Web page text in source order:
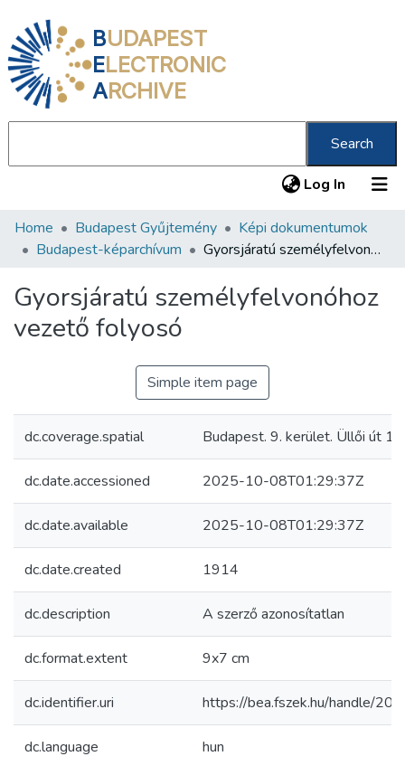
BUDAPEST
ELECTRONIC
ARCHIVE
Search
Log In (current)
Communities & Collections
Statistics
About us
Home Budapest Gyűjtemény
Képi dokumentumok
Budapest-képarchívum
Gyorsjáratú személyfelvonóhoz vezető folyosó
Gyorsjáratú személyfelvonóhoz
vezető folyosó
Simple item page
dc.coverage.spatial Budapest. 9. kerület. Üllői út 1-
dc.date.accessioned 2025-10-08T01:29:37Z
dc.date.available 2025-10-08T01:29:37Z
dc.date.created 1914
dc.description A szerző azonosítatlan
dc.format.extent 9x7 cm
dc.identifier.uri https://bea.fszek.hu/handle/
dc.language hun